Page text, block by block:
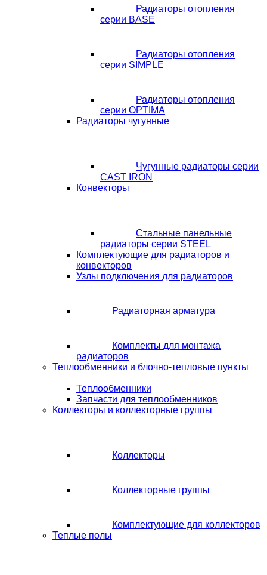
Радиаторы отопления
серии BASE
Радиаторы отопления
серии SIMPLE
Радиаторы отопления
серии OPTIMA
Радиаторы чугунные
Чугунные радиаторы серии
CAST IRON
Конвекторы
Стальные панельные
радиаторы серии STEEL
Комплектующие для радиаторов и
конвекторов
Узлы подключения для радиаторов
Радиаторная арматура
Комплекты для монтажа
радиаторов
Теплообменники и блочно-тепловые пункты
Теплообменники
Запчасти для теплообменников
Коллекторы и коллекторные группы
Коллекторы
Коллекторные группы
Комплектующие для коллекторов
Теплые полы